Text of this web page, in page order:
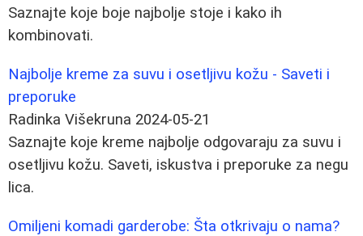
Saznajte koje boje najbolje stoje i kako ih
kombinovati.
Najbolje kreme za suvu i osetljivu kožu - Saveti i
preporuke
Radinka Višekruna 2024-05-21
Saznajte koje kreme najbolje odgovaraju za suvu i
osetljivu kožu. Saveti, iskustva i preporuke za negu
lica.
Omiljeni komadi garderobe: Šta otkrivaju o nama?